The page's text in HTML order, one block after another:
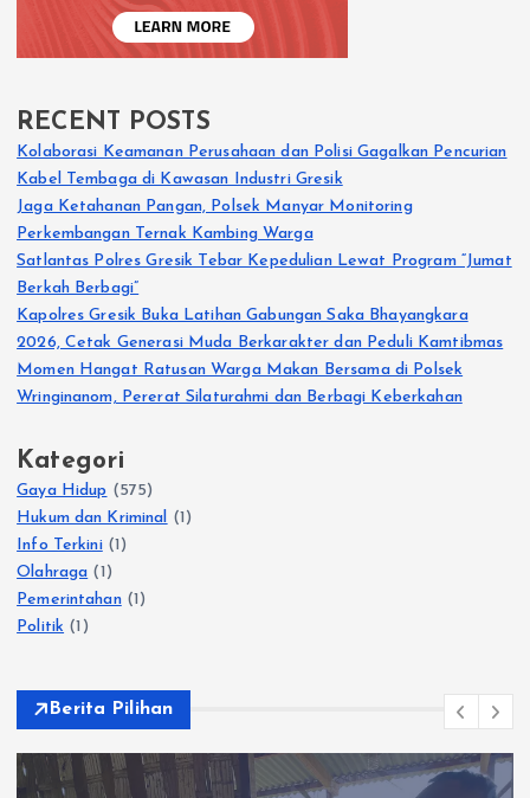
RECENT POSTS
Kolaborasi Keamanan Perusahaan dan Polisi Gagalkan Pencurian
Kabel Tembaga di Kawasan Industri Gresik
Jaga Ketahanan Pangan, Polsek Manyar Monitoring
Perkembangan Ternak Kambing Warga
Satlantas Polres Gresik Tebar Kepedulian Lewat Program “Jumat
Berkah Berbagi”
Kapolres Gresik Buka Latihan Gabungan Saka Bhayangkara
2026, Cetak Generasi Muda Berkarakter dan Peduli Kamtibmas
Momen Hangat Ratusan Warga Makan Bersama di Polsek
Wringinanom, Pererat Silaturahmi dan Berbagi Keberkahan
Kategori
Gaya Hidup (575)
Hukum dan Kriminal (1)
Info Terkini(1)
Olahraga (1)
Pemerintahan(1)
Politik (1)
Berita Pilihan